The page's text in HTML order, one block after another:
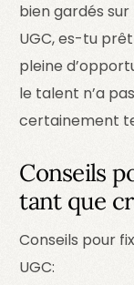
bien gardés
UGC, es-tu
pleine
le talent n’a
certainement
Conseils
tant que
Conseils pour
UGC: